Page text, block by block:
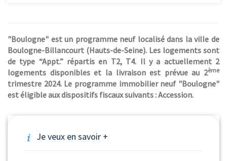
"Boulogne" est un programme neuf localisé dans la ville de
Boulogne-Billancourt (Hauts-de-Seine). Les logements sont
de type “Appt.” répartis en T2, T4. Il y a actuellement 2
logements disponibles et la livraison est prévue au 2ème
trimestre 2024. Le programme immobilier neuf "Boulogne"
est éligible aux dispositifs fiscaux suivants : Accession.
Je veux en savoir +